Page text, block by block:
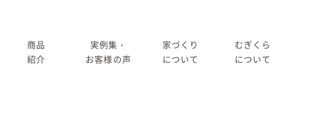
商品
紹介
実例集・
お客様の声
家づくり
について
むぎくら
について